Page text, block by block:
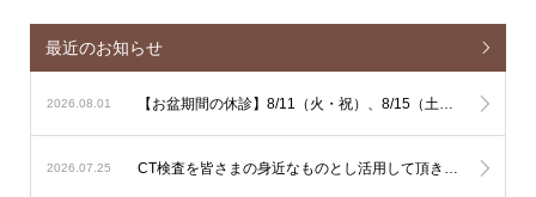
最近のお知らせ
2026.08.01
2026.07.25